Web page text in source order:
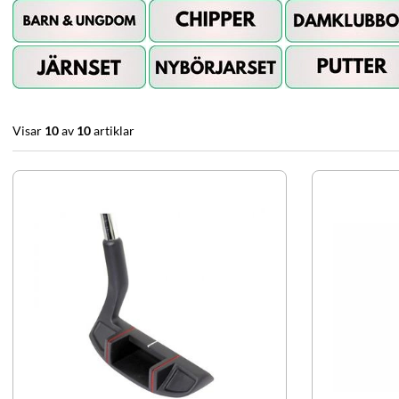
Visar 10av 10artiklar